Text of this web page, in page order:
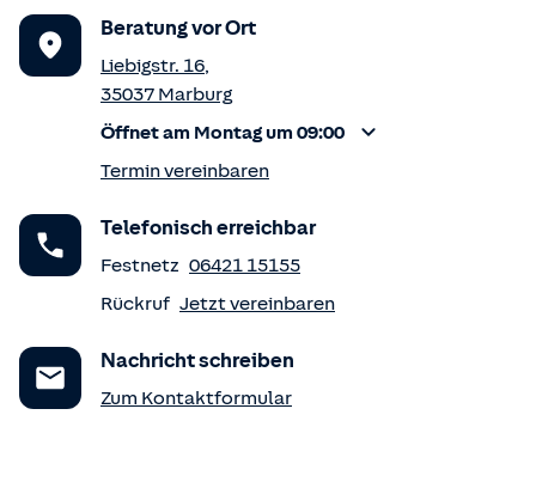
Beratung vor Ort
Liebigstr. 16,
35037 Marburg
Öffnet am Montag um 09:00
Termin vereinbaren
Telefonisch erreichbar
Festnetz 06421 15155
Rückruf Jetzt vereinbaren
Nachricht schreiben
Zum Kontaktformular